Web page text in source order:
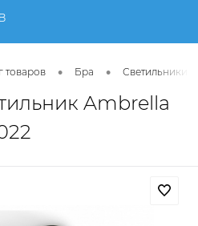
товаров • Бра • Светильники
Ambrella